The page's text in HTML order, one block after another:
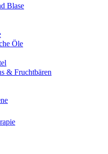
Blase
Öle
& Fruchtbären